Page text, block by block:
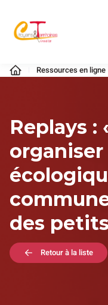
contenu
Citoyens
&
Ressources en ligne
Replays :
des
Retour à la liste